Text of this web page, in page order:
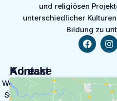
und religiösen
unterschiedlicher
Bildung zu
Kontakt
Weseler
Str. 1A,
Adresse